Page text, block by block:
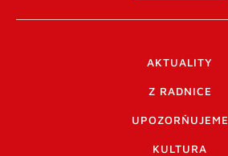
AKTUALITY
Z RADNICE
UPOZORŇUJEME
KULTURA